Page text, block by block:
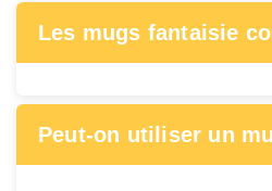
Les mugs fantaisie
Peut-on utiliser un